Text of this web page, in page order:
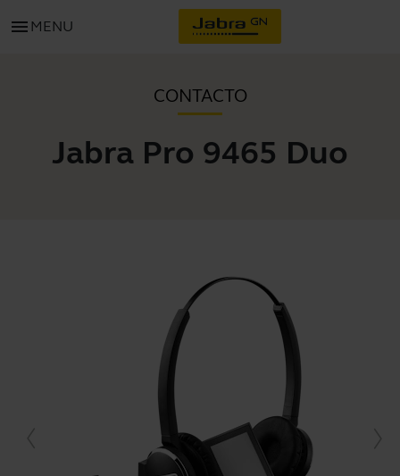
menu MENU
CONTACTO
Jabra Pro 9465 Duo